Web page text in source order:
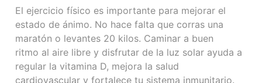
El ejercicio físico es importante para mejorar el
estado de ánimo. No hace falta que corras una
maratón o levantes 20 kilos. Caminar a buen
ritmo al aire libre y disfrutar de la luz solar ayuda a
regular la vitamina D, mejora la salud
cardiovascular y fortalece tu sistema inmunitario.